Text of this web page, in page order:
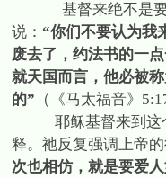
基督来绝不是
说： “你们不要认为我
废去了，约法书的一
就天国而言，他必被
的” （《马太福音》
耶稣基督来到
释。祂反复强调上帝的
次也相仿，就是要爱